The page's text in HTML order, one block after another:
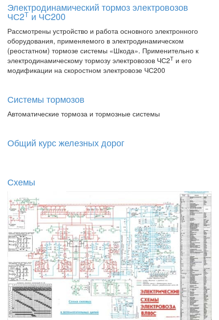
Электродинамический тормоз электровозов
ЧС2Т и ЧС200
Рассмотрены устройство и работа основного электронного
оборудования, применяемого в электродинамическом
(реостатном) тормозе системы «Шкода». Применительно к
электродинамическому тормозу электровозов ЧС2Т и его
модификации на скоростном электровозе ЧС200
Системы тормозов
Автоматические тормоза и тормозные системы
Общий курс железных дорог
Схемы